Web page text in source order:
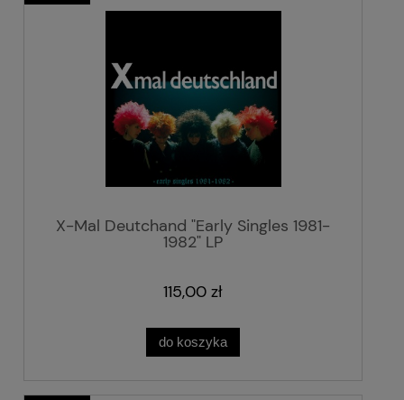
X-Mal Deutchand "Early Singles 1981-
1982" LP
115,00 zł
do koszyka